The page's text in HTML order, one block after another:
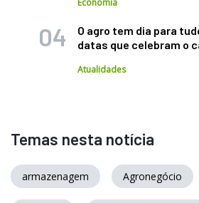
Economia
O agro tem dia para
datas que celebram o
Atualidades
Temas nesta notícia
armazenagem Agronegócio